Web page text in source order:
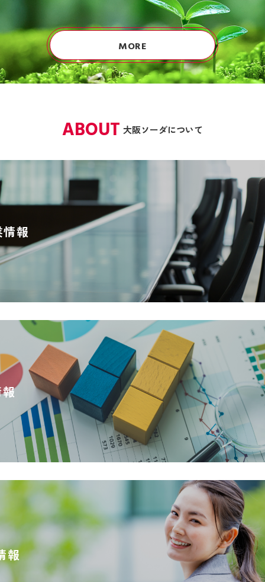
MORE
大阪ソーダについて
ABOUT
報
報